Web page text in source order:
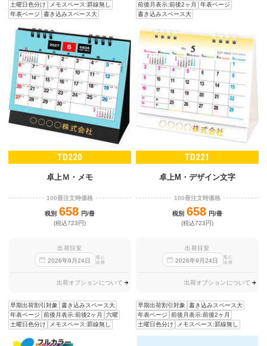
土曜日色分け
メモスペース:罫線無し
年表ページ
書き込みスペース大
前後月表示:前後2ヶ月
年表ページ
書き込みスペース大
TD220
卓上Ｍ・メモ
100冊注文時価格
税別 658 円/冊
(税込723円)
出荷目安
2026年9 月24日
迄に
出荷
出荷オプションについて
早期出荷割引対象
書き込みスペース大
年表ページ
前後月表示:前後2ヶ月
六曜
土曜日色分け
メモスペース:罫線無し
TD221
卓上M・デザイン文字
100冊注文時価格
税別 658 円/冊
(税込723円)
出荷目安
2026年9 月24日
迄に
出荷
出荷オプションについて
早期出荷割引対象
書き込みスペース大
年表ページ
前後月表示:前後2ヶ月
土曜日色分け
メモスペース:罫線無し